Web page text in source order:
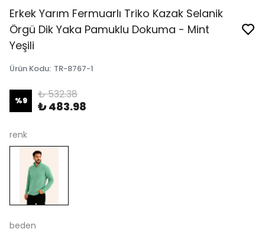
Erkek Yarım Fermuarlı Triko Kazak Selanik
Örgü Dik Yaka Pamuklu Dokuma - Mint
Yeşili
Ürün Kodu: TR-8767-1
%9 ₺ 532.38
₺ 483.98
renk
beden